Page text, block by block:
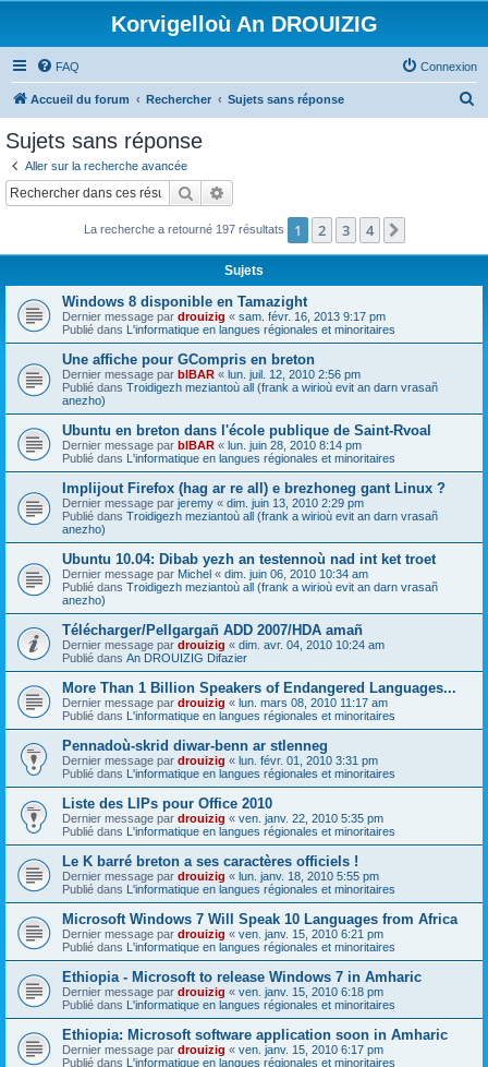
Korvigelloù An DROUIZIG
FAQ Connexion
Accueil du forum Rechercher Sujets sans réponse
c
Sujets sans réponse
Aller sur la recherche avancée
Rechercher
La recherche a retourné 197 résultats 1 2 3 4
Sujets
Windows 8 disponible en Tamazight
Dernier message par drouizig « sam. févr. 16, 2013 9:17 pm
Publié dans L'informatique en langues régionales et minoritaires
Une affiche pour GCompris en breton
Dernier message par bIBAR « lun. juil. 12, 2010 2:56 pm
Publié dans Troidigezh meziantoù all (frank a wirioù evit an darn vrasañ
anezho)
Ubuntu en breton dans l'école publique de Saint-Rvoal
Dernier message par bIBAR « lun. juin 28, 2010 8:14 pm
Publié dans L'informatique en langues régionales et minoritaires
Implijout Firefox (hag ar re all) e brezhoneg gant Linux ?
Dernier message par jeremy « dim. juin 13, 2010 2:29 pm
Publié dans Troidigezh meziantoù all (frank a wirioù evit an darn vrasañ
anezho)
Ubuntu 10.04: Dibab yezh an testennoù nad int ket troet
Dernier message par Michel « dim. juin 06, 2010 10:34 am
Publié dans Troidigezh meziantoù all (frank a wirioù evit an darn vrasañ
anezho)
Télécharger/Pellgargañ ADD 2007/HDA amañ
Dernier message par drouizig « dim. avr. 04, 2010 10:24 am
Publié dans An DROUIZIG Difazier
More Than 1 Billion Speakers of Endangered Languages...
Dernier message par drouizig « lun. mars 08, 2010 11:17 am
Publié dans L'informatique en langues régionales et minoritaires
Pennadoù-skrid diwar-benn ar stlenneg
Dernier message par drouizig « lun. févr. 01, 2010 3:31 pm
Publié dans L'informatique en langues régionales et minoritaires
Liste des LIPs pour Office 2010
Dernier message par drouizig « ven. janv. 22, 2010 5:35 pm
Publié dans L'informatique en langues régionales et minoritaires
Le K barré breton a ses caractères officiels !
Dernier message par drouizig « lun. janv. 18, 2010 5:55 pm
Publié dans L'informatique en langues régionales et minoritaires
Microsoft Windows 7 Will Speak 10 Languages from Africa
Dernier message par drouizig « ven. janv. 15, 2010 6:21 pm
Publié dans L'informatique en langues régionales et minoritaires
Ethiopia - Microsoft to release Windows 7 in Amharic
Dernier message par drouizig « ven. janv. 15, 2010 6:18 pm
Publié dans L'informatique en langues régionales et minoritaires
Ethiopia: Microsoft software application soon in Amharic
Dernier message par drouizig « ven. janv. 15, 2010 6:17 pm
Publié dans L'informatique en langues régionales et minoritaires